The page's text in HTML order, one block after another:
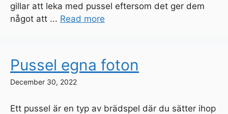
gillar att leka med pussel eftersom det ger dem
något att ... Read more
Pussel egna foton
December 30, 2022
Ett pussel är en typ av brädspel där du sätter ihop